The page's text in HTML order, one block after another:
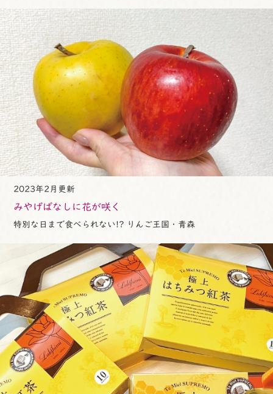
2023年2月更新
みやげばなしに花が咲く
特別な日まで食べられない!? りんご王国・青森